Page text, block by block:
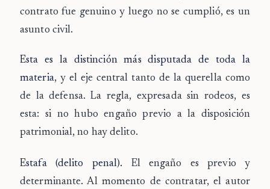
contrato fue genuino y luego no se cumplió, es un
asunto civil.
Esta es la distinción más disputada de toda la
materia, y el eje central tanto de la querella como
de la defensa. La regla, expresada sin rodeos, es
esta: si no hubo engaño previo a la disposición
patrimonial, no hay delito.
Estafa (delito penal). El engaño es previo y
determinante. Al momento de contratar, el autor